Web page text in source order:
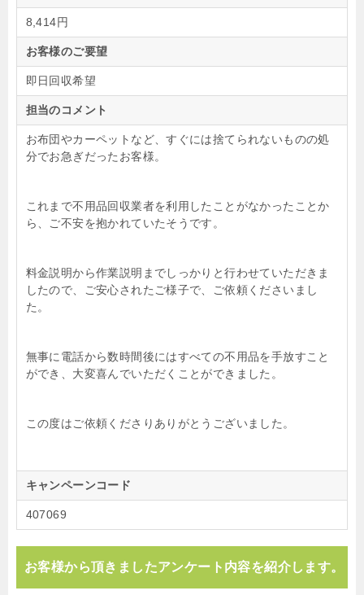
8,414円
お客様のご要望
即日回収希望
担当のコメント
お布団やカーペットなど、すぐには捨てられないものの処
分でお急ぎだったお客様。
これまで不用品回収業者を利用したことがなかったことか
ら、ご不安を抱かれていたそうです。
料金説明から作業説明までしっかりと行わせていただきま
したので、ご安心されたご様子で、ご依頼くださいまし
た。
無事に電話から数時間後にはすべての不用品を手放すこと
ができ、大変喜んでいただくことができました。
この度はご依頼くださりありがとうございました。
キャンペーンコード
407069
お客様から頂きましたアンケート内容を紹介します。